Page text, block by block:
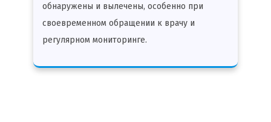
обнаружены и вылечены, особенно при
своевременном обращении к врачу и
регулярном мониторинге.